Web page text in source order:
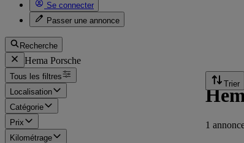
Se connecter
Passer une annonce
Recherche
Hema Porsche
Tous les filtres
Localisation
Catégorie
Prix
Kilométrage
1
Trier